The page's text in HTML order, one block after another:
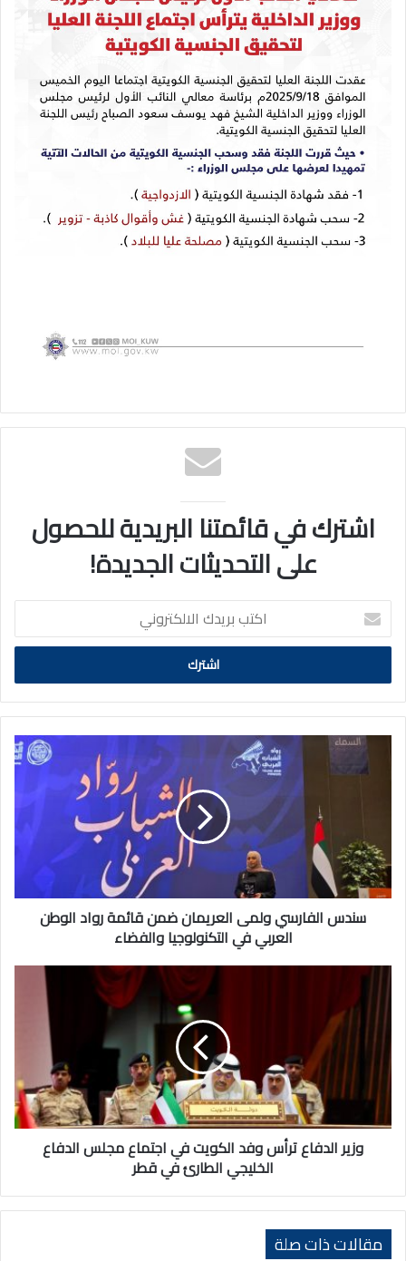
اشترك في قائمتنا البريدية للحصول
على التحديثات الجديدة!
اكتب
بريدك
الالكتروني
سندس
الفارسي
ولمى
قائمة
رواد
الوطن
العربي
سندس الفارسي ولمى العريمان ضمن قائمة رواد الوطن
العربي في التكنولوجيا والفضاء
وزير
الدفاع
ترأس
وفد
الكويت
في
اجتماع
مجلس
الدفاع
الخليجي
الطارئ
قطر
وزير الدفاع ترأس وفد الكويت في اجتماع مجلس الدفاع
الخليجي الطارئ في قطر
مقالات ذات صلة